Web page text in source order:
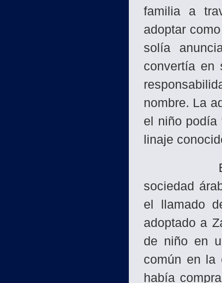
familia a
adoptar
solía
convertía en
nombre. La
el niño podía
linaje
Esta
sociedad
el llamado
adoptado a
de niño en
común en la
había